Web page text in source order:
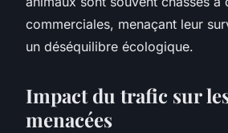
commerciales, menaçant leur
un déséquilibre écologique.
Impact du trafic sur
menacées